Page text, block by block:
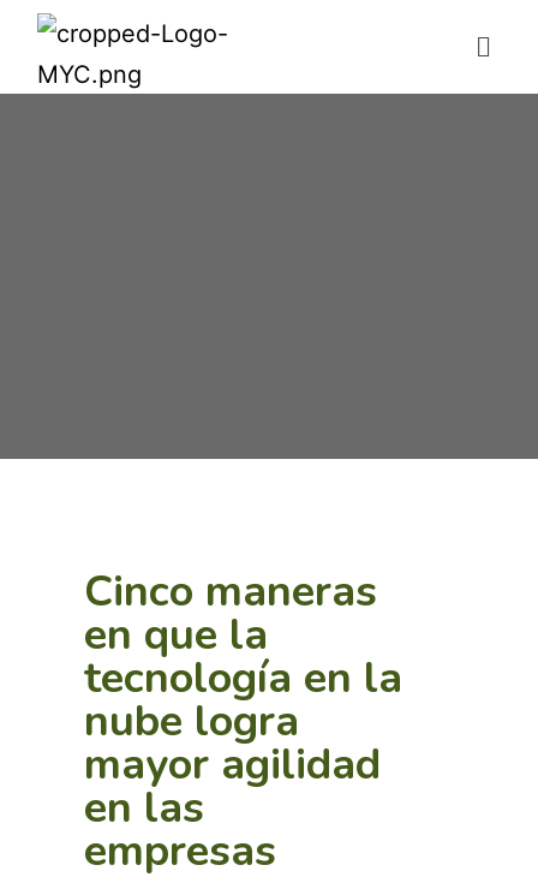
Cinco maneras
en que la
tecnología en la
nube logra
mayor agilidad
en las
empresas